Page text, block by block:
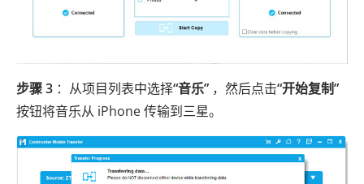
步骤 3 ：从项目列表中选择“音乐” ，然后点击“开始复制”
按钮将音乐从 iPhone 传输到三星。